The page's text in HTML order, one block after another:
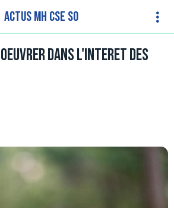
Actus MH CSE SO
DANS L'INTERET DES